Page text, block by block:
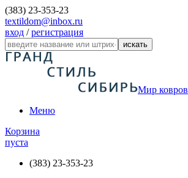
(383) 23-353-23
textildom@inbox.ru
вход /регистрация
искать
Мир ковров
Меню
Корзина
пуста
(383) 23-353-23